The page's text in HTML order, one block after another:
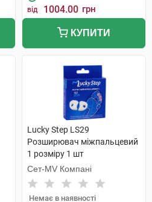
від 1004.00 грн
КУПИТИ
Lucky Step LS29
Розширювач міжпальцевий
1 розміру 1 шт
Сет-MV Компані
Немає в наявності